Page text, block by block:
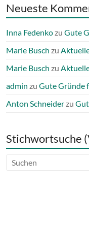
Neueste
Inna Fedenkozu Gute
Marie Busch zu
Marie Busch zu
admin zu Gute Gründe
Anton Schneiderzu
Stichwortsuche